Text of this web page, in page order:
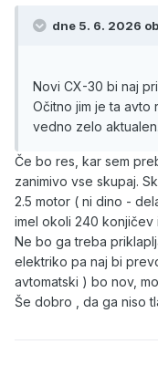
dne 5. 6. 2026
Novi CX-30 bi naj
Očitno jim je ta avto
vedno zelo
Če bo res, kar sem
zanimivo vse skupaj.
2.5 motor ( ni dino -
imel okoli 240 konjičev
Ne bo ga treba
elektriko pa naj bi
avtomatski ) bo nov,
Še dobro , da ga niso